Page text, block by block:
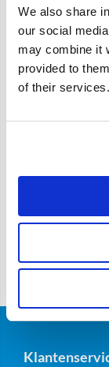
We also share
our social
may combine it
provided to
of their services.
Specificaties
Merk
Artikelcode